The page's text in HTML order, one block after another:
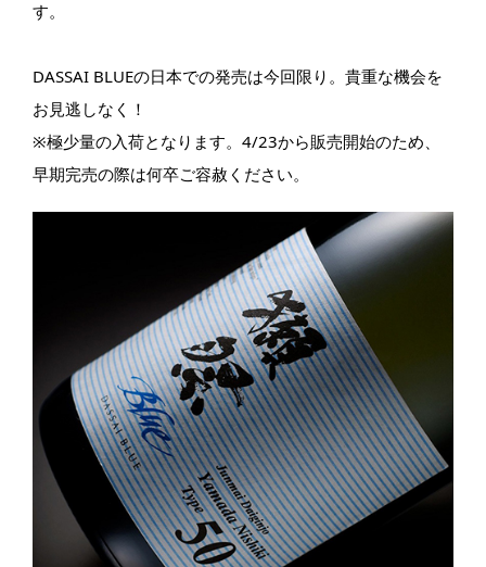
す。
DASSAI BLUEの日本での発売は今回限り。貴重な機会を
お見逃しなく！
※極少量の入荷となります。4/23から販売開始のため、
早期完売の際は何卒ご容赦ください。